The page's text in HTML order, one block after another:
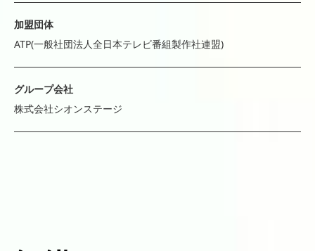
加盟団体
ATP(一般社団法人全日本テレビ番組製作社連盟)
グループ会社
株式会社シオンステージ